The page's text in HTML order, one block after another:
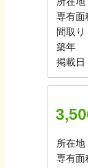
専有面
間取り
築年
掲載日
所在地
専有面